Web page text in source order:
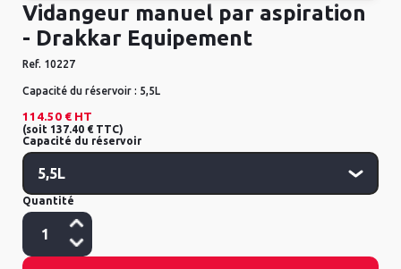
Vidangeur manuel par aspiration
- Drakkar Equipement
Ref. 10227
Capacité du réservoir : 5,5L
114.50 € HT
(soit 137.40 € TTC)
Capacité du réservoir
Quantité